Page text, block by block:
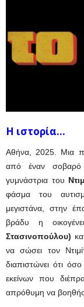
Η ιστορία…
Αθήνα, 2025. Μια
από έναν σοβαρό
γυμνάστρια του
φάσμα του
μεγιστάνα, στην
βράδυ η
Στασινοπούλου)
να σώσει τον
διαπιστώνει ότι
εκείνων που
απρόθυμη να